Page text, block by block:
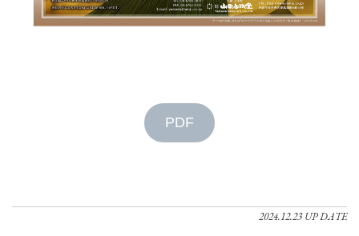
PDF
2024.12.23 UP DATE